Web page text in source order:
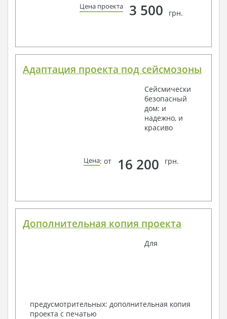
Цена проекта 3 500 грн.
Адаптация проекта под сейсмозоны
Сейсмически
безопасный
дом: и
надежно, и
красиво
Цена: от 16 200 грн.
Дополнительная копия проекта
Для
предусмотрительных: дополнительная копия
проекта с печатью